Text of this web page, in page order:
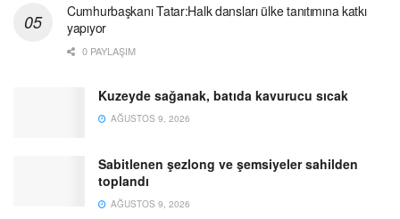
Cumhurbaşkanı Tatar:Halk dansları ülke tanıtımına katkı
yapıyor
0 PAYLAŞIM
Kuzeyde sağanak, batıda kavurucu sıcak
AĞUSTOS 9, 2026
Sabitlenen şezlong ve şemsiyeler sahilden
toplandı
AĞUSTOS 9, 2026